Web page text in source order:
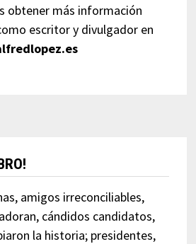
obtener más información
escritor y divulgador en
amigos irreconciliables,
cándidos candidatos,
la historia; presidentes,